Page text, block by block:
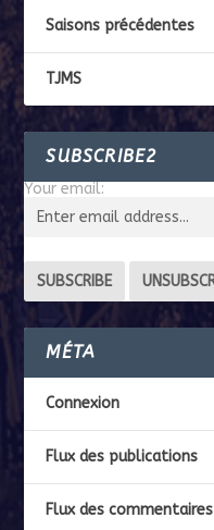
Saisons précédentes
TJMS
SUBSCRIBE2
Your email:
MÉTA
Connexion
Flux des publications
Flux des commentaires